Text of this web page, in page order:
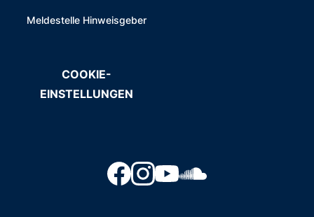
Meldestelle Hinweisgeber
COOKIE-
EINSTELLUNGEN